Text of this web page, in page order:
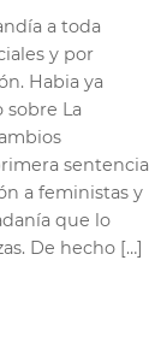
a toda
y por
Habia ya
La
sentencia
a feministas y
que lo
De hecho […]